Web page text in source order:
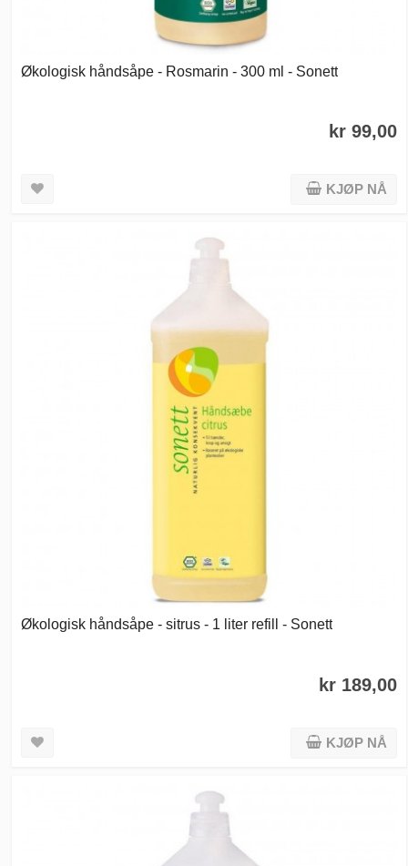
Økologisk håndsåpe - Rosmarin - 300 ml - Sonett
kr 99,00
KJØP NÅ
Økologisk håndsåpe - sitrus - 1 liter refill - Sonett
kr 189,00
KJØP NÅ